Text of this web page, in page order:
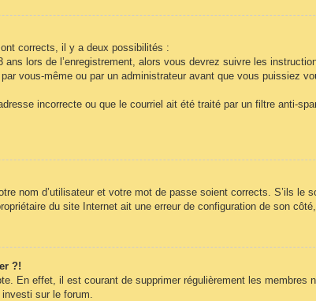
corrects, il y a deux possibilités :
lors de l’enregistrement, alors vous devrez suivre les
vous-même ou par un administrateur avant que vous puissiez
incorrecte ou que le courriel ait été traité par un filtre anti-
nom d’utilisateur et votre mot de passe soient corrects. S’ils le
du site Internet ait une erreur de configuration de son côté,
?!
En effet, il est courant de supprimer régulièrement les membres
sur le forum.